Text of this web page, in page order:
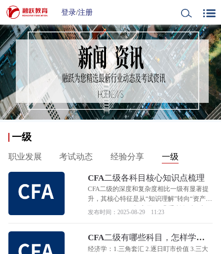
登录/注册
一级
职业发展 考试动态 经验分享 一级
CFA二级各科目核心知识点梳理
CFA二级的深度和复杂度相比一级有显著提
升，其核心特征是从“知识理解”转向“资产估
值（Valuation）与应用”。几乎所有科目都
发布时间：2025-08-29 11:23
CFA二级有哪些科目，怎样学习
更高效？
经济学：1.三角套汇 2.逐日盯市价值 3.三大